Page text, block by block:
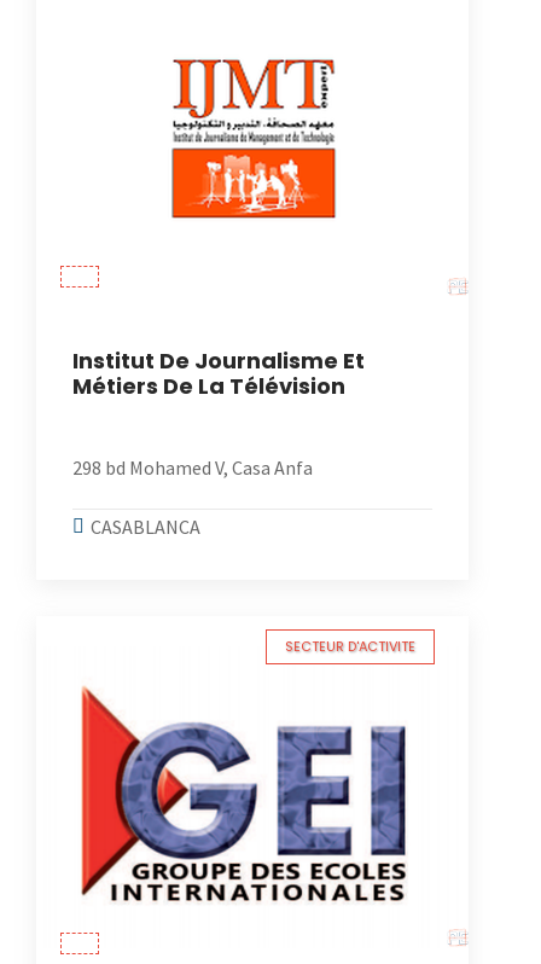
Institut De Journalisme Et
Métiers De La Télévision
298 bd Mohamed V, Casa Anfa
CASABLANCA
SECTEUR D'ACTIVITE